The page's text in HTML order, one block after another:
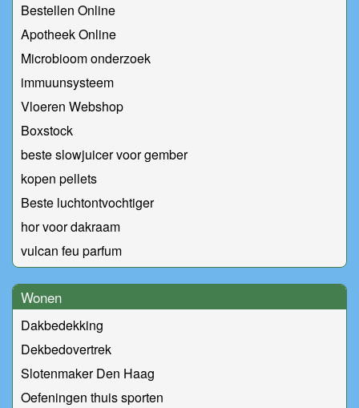
Bestellen Online
Apotheek Online
Microbioom onderzoek
immuunsysteem
Vloeren Webshop
Boxstock
beste slowjuicer voor gember
kopen pellets
Beste luchtontvochtiger
hor voor dakraam
vulcan feu parfum
Wonen
Dakbedekking
Dekbedovertrek
Slotenmaker Den Haag
Oefeningen thuis sporten